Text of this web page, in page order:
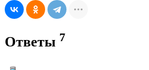
Ответы 7